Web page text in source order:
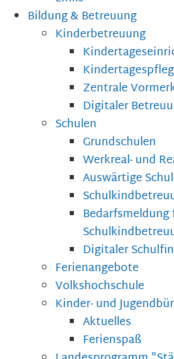
Bildung & Betreuung
Kinderbetreuung
Zentrale
Digitaler
Schulen
Grundschulen
Werkreal- und
Auswärtige
Bedarfsmeldung
Digitaler
Ferienangebote
Volkshochschule
Kinder- und
Aktuelles
Ferienspaß